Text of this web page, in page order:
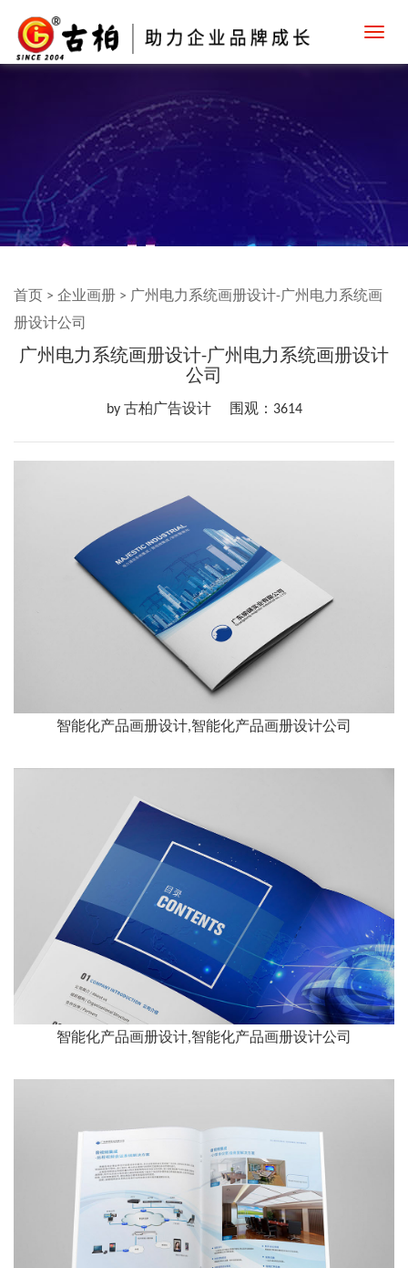
首页 > 企业画册 > 广州电力系统画册设计-广州电力系统画
册设计公司
广州电力系统画册设计-广州电力系统画册设计
公司
by 古柏广告设计 围观：3614
智能化产品画册设计,智能化产品画册设计公司
智能化产品画册设计,智能化产品画册设计公司